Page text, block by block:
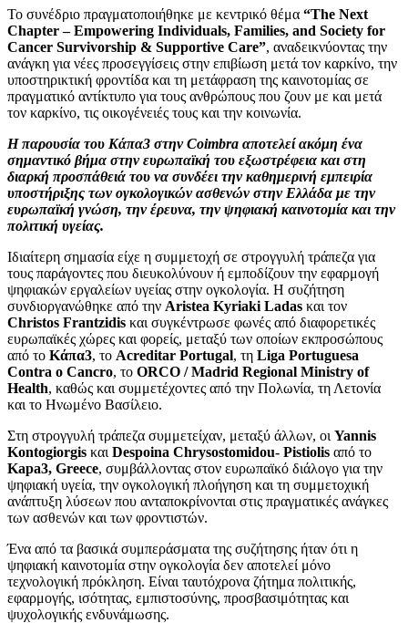
Το συνέδριο πραγματοποιήθηκε με κεντρικό θέμα “The Next
Chapter – Empowering Individuals, Families, and Society for
Cancer Survivorship & Supportive Care”, αναδεικνύοντας την
ανάγκη για νέες προσεγγίσεις στην επιβίωση μετά τον καρκίνο, την
υποστηρικτική φροντίδα και τη μετάφραση της καινοτομίας σε
πραγματικό αντίκτυπο για τους ανθρώπους που ζουν με και μετά
τον καρκίνο, τις οικογένειές τους και την κοινωνία.
Η παρουσία του Κάπα3 στην Coimbra αποτελεί ακόμη ένα
σημαντικό βήμα στην ευρωπαϊκή του εξωστρέφεια και στη
διαρκή προσπάθειά του να συνδέει την καθημερινή εμπειρία
υποστήριξης των ογκολογικών ασθενών στην Ελλάδα με την
ευρωπαϊκή γνώση, την έρευνα, την ψηφιακή καινοτομία και την
πολιτική υγείας.
Ιδιαίτερη σημασία είχε η συμμετοχή σε στρογγυλή τράπεζα για
τους παράγοντες που διευκολύνουν ή εμποδίζουν την εφαρμογή
ψηφιακών εργαλείων υγείας στην ογκολογία. Η συζήτηση
συνδιοργανώθηκε από την Aristea Kyriaki Ladas και τον
Christos Frantzidis και συγκέντρωσε φωνές από διαφορετικές
ευρωπαϊκές χώρες και φορείς, μεταξύ των οποίων εκπροσώπους
από το Κάπα3, το Acreditar Portugal, τη Liga Portuguesa
Contra o Cancro, το ORCO / Madrid Regional Ministry of
Health, καθώς και συμμετέχοντες από την Πολωνία, τη Λετονία
και το Ηνωμένο Βασίλειο.
Στη στρογγυλή τράπεζα συμμετείχαν, μεταξύ άλλων, οι Yannis
Kontogiorgis και Despoina Chrysostomidou- Pistiolis από το
Kapa3, Greece, συμβάλλοντας στον ευρωπαϊκό διάλογο για την
ψηφιακή υγεία, την ογκολογική πλοήγηση και τη συμμετοχική
ανάπτυξη λύσεων που ανταποκρίνονται στις πραγματικές ανάγκες
των ασθενών και των φροντιστών.
Ένα από τα βασικά συμπεράσματα της συζήτησης ήταν ότι η
ψηφιακή καινοτομία στην ογκολογία δεν αποτελεί μόνο
τεχνολογική πρόκληση. Είναι ταυτόχρονα ζήτημα πολιτικής,
εφαρμογής, ισότητας, εμπιστοσύνης, προσβασιμότητας και
ψυχολογικής ενδυνάμωσης.